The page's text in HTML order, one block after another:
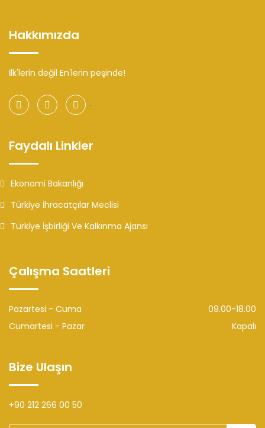
Hakkımızda
İlk'lerin değil En'lerin peşinde!
-
Faydalı Linkler
Ekonomi Bakanlığı
Türkiye İhracatçılar Meclisi
Türkiye İşbirliği Ve Kalkınma Ajansı
Çalışma Saatleri
Pazartesi - Cuma
09.00-18.00
Cumartesi - Pazar
Kapalı
Bize Ulaşın
+90 212 266 00 50